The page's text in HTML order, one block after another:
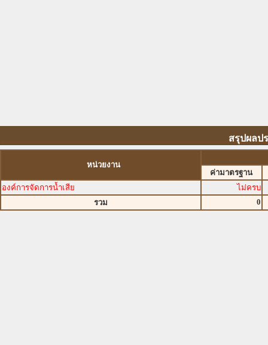
สรุปผลป
หน่วยงาน
ค่ามาตรฐาน
องค์การจัดการน้ำเสีย
ไม่ครบ
รวม
0